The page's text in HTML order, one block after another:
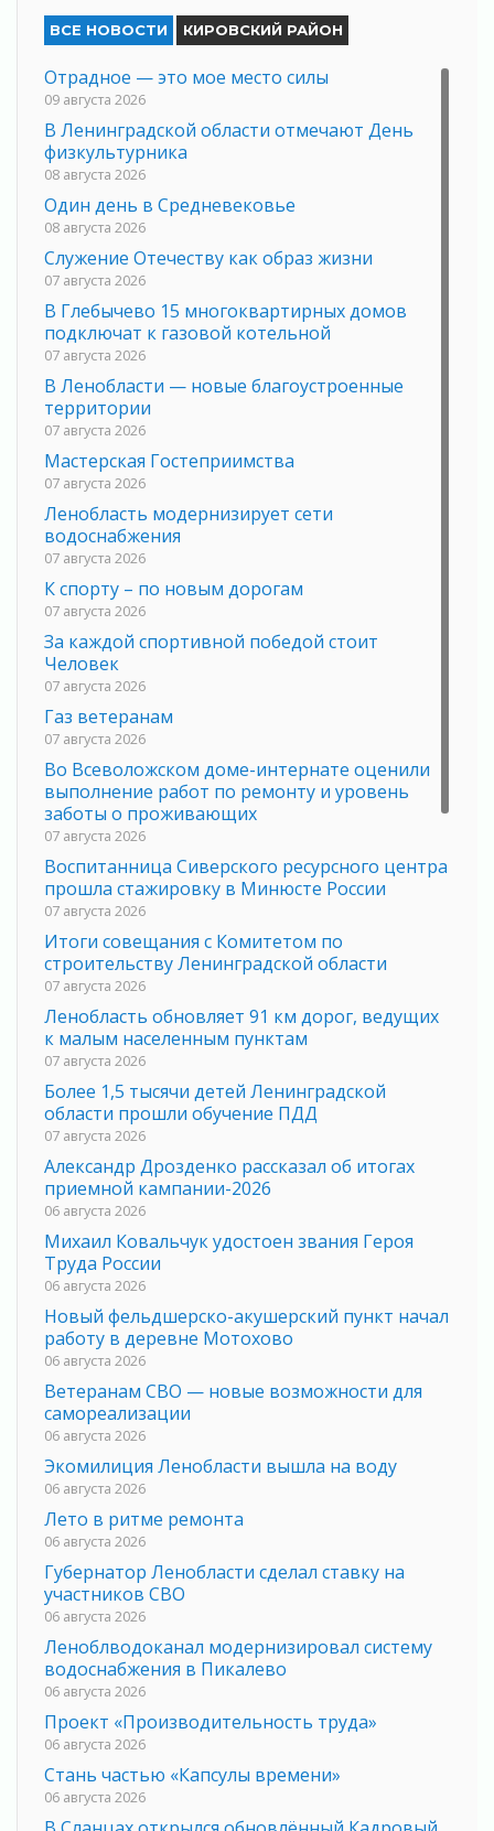
ВСЕ НОВОСТИ КИРОВСКИЙ РАЙОН
Отрадное — это мое место силы
09 августа 2026
В Ленинградской области отмечают День
физкультурника
08 августа 2026
Один день в Средневековье
08 августа 2026
Служение Отечеству как образ жизни
07 августа 2026
В Глебычево 15 многоквартирных домов
подключат к газовой котельной
07 августа 2026
В Ленобласти — новые благоустроенные
территории
07 августа 2026
Мастерская Гостеприимства
07 августа 2026
Ленобласть модернизирует сети
водоснабжения
07 августа 2026
К спорту – по новым дорогам
07 августа 2026
За каждой спортивной победой стоит
Человек
07 августа 2026
Газ ветеранам
07 августа 2026
Во Всеволожском доме-интернате оценили
выполнение работ по ремонту и уровень
заботы о проживающих
07 августа 2026
Воспитанница Сиверского ресурсного центра
прошла стажировку в Минюсте России
07 августа 2026
Итоги совещания с Комитетом по
строительству Ленинградской области
07 августа 2026
Ленобласть обновляет 91 км дорог, ведущих
к малым населенным пунктам
07 августа 2026
Более 1,5 тысячи детей Ленинградской
области прошли обучение ПДД
07 августа 2026
Александр Дрозденко рассказал об итогах
приемной кампании-2026
06 августа 2026
Михаил Ковальчук удостоен звания Героя
Труда России
06 августа 2026
Новый фельдшерско-акушерский пункт начал
работу в деревне Мотохово
06 августа 2026
Ветеранам СВО — новые возможности для
самореализации
06 августа 2026
Экомилиция Ленобласти вышла на воду
06 августа 2026
Лето в ритме ремонта
06 августа 2026
Губернатор Ленобласти сделал ставку на
участников СВО
06 августа 2026
Леноблводоканал модернизировал систему
водоснабжения в Пикалево
06 августа 2026
Проект «Производительность труда»
06 августа 2026
Стань частью «Капсулы времени»
06 августа 2026